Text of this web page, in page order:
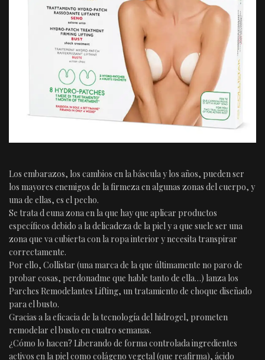
Los embarazos, los cambios en la báscula y los años, pueden ser
los mayores enemigos de la firmeza en algunas zonas del cuerpo, y
una de ellas, es el pecho.
Se trata d euna zona en la que hay que aplicar productos
específicos debido a la delicadeza de la piel y a que suele ser una
zona que va cubierta con la ropa interior y necesita transpirar
correctamente.
Por ello, Collistar (una marca de la que últimamente no paro de
probar cosas, perdonadme que hable tanto de ella…) lanza los
Parches Remodelantes Lifting, un tratamiento de choque diseñado
para el busto.
Gracias a la eficacia de la tecnología del hidrogel, prometen
remodelar el busto en cuatro semanas.
¿Cómo lo hacen? Liberando de forma controlada ingredientes
activos en la piel como colágeno vegetal (que reafirma), ácido